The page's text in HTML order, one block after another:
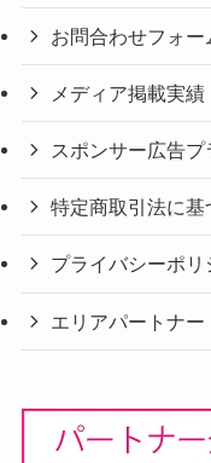
お問合わせフォー
メディア掲載実績
スポンサー広告プ
特定商取引法に基
プライバシーポリ
エリアパートナー